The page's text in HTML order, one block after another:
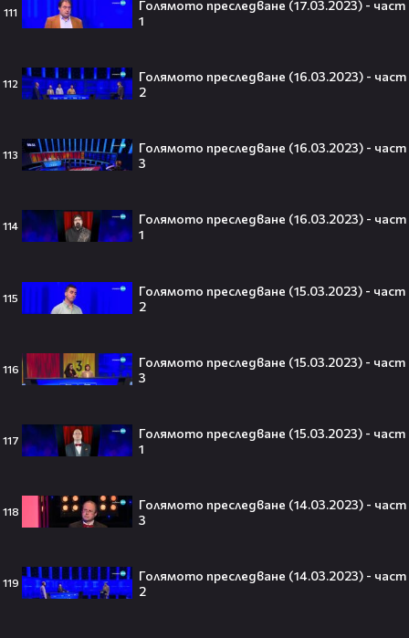
111
Голямото преследване (17.03.2023) - част
1
112
Голямото преследване (16.03.2023) - част
2
113
Голямото преследване (16.03.2023) - част
3
114
Голямото преследване (16.03.2023) - част
1
115
Голямото преследване (15.03.2023) - част
2
116
Голямото преследване (15.03.2023) - част
3
117
Голямото преследване (15.03.2023) - част
1
118
Голямото преследване (14.03.2023) - част
3
119
Голямото преследване (14.03.2023) - част
2
„Ще се омъжиш ли за мен?“: Фен
Кралят на YouTube – младоженец:
Кой съсипа Фантастичната
четворка? Майлс Телър
Селена Гомес празнува рождения
си ден: Как момичето от „Disney“